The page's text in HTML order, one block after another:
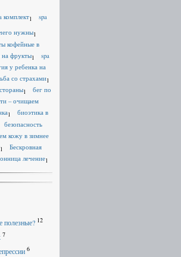
комплект1
spa
нужны1
кофейные в
на фрукты1
spa
у ребенка на
со страхами1
1
бег по
– очищаем
1
биоэтика в
безопасность
кожу в зимнее
1
Бескровная
лечение1
полезные? 12
7
6